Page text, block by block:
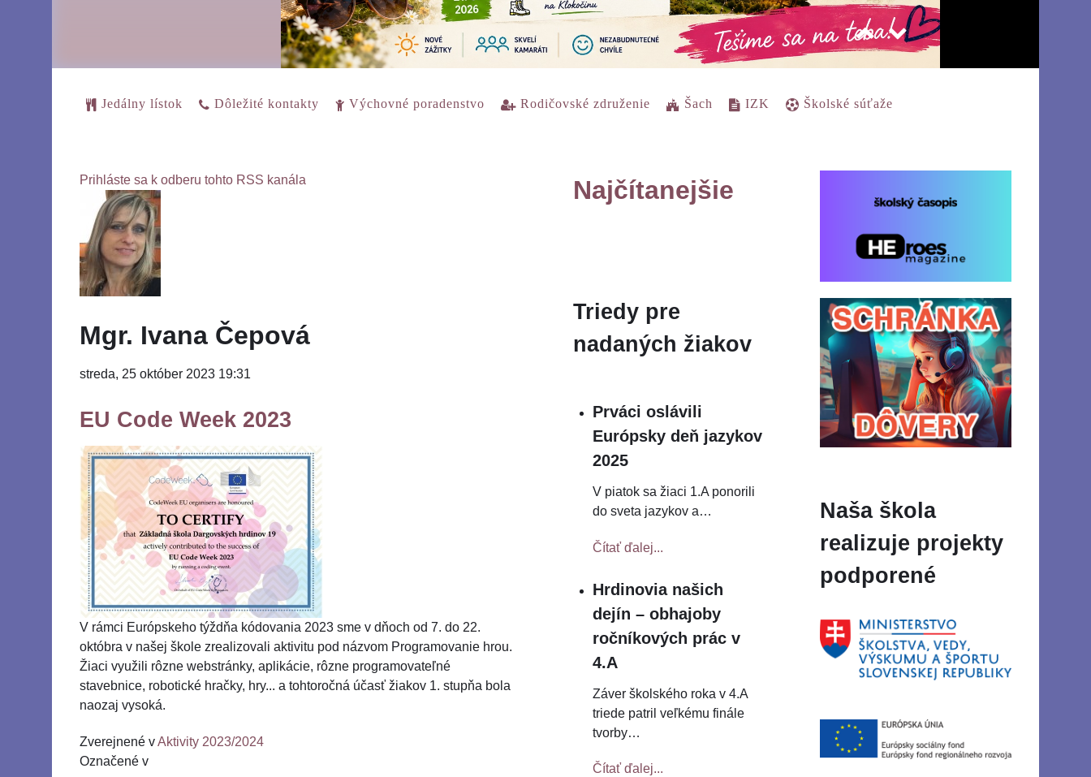
Jedálny lístok Dôležité kontakty Výchovné poradenstvo Rodičovské združenie Šach IZK Školské súťaže
Prihláste sa k odberu tohto RSS kanála
Mgr. Ivana Čepová
streda, 25 október 2023 19:31
EU Code Week 2023
V rámci Európskeho týždňa kódovania 2023 sme v dňoch od 7. do 22.
októbra v našej škole zrealizovali aktivitu pod názvom Programovanie hrou.
Žiaci využili rôzne webstránky, aplikácie, rôzne programovateľné
stavebnice, robotické hračky, hry... a tohtoročná účasť žiakov 1. stupňa bola
naozaj vysoká.
Zverejnené vAktivity 2023/2024
Označené v
Najčítanejšie
Triedy pre
nadaných žiakov
Prváci oslávili
Európsky deň jazykov
2025
V piatok sa žiaci 1.A ponorili
do sveta jazykov a…
Čítať ďalej...
Hrdinovia našich
dejín – obhajoby
ročníkových prác v
4.A
Záver školského roka v 4.A
triede patril veľkému finále
tvorby…
Čítať ďalej...
Naša škola
realizuje projekty
podporené